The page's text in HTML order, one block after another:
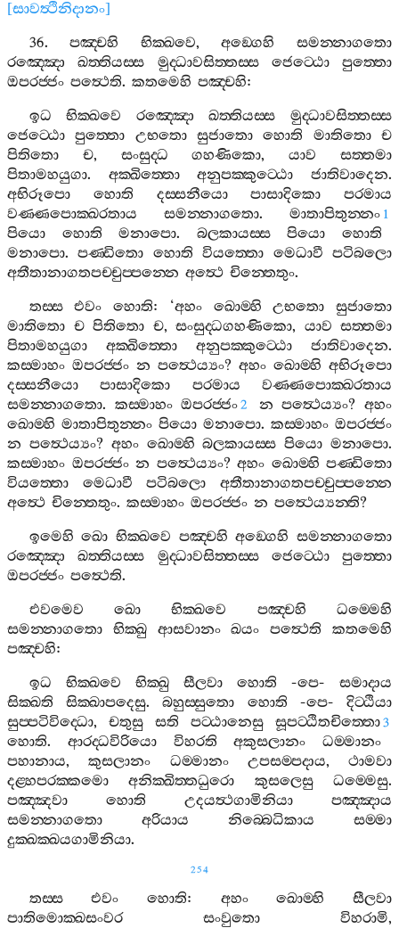
[සාවත්‍ථිනිදානං]
36.පඤ‍්චහි භික‍්ඛවෙ,අඞ‍්ගෙහි
සමන‍්නාගතො
රඤ‍්ඤො
ඛත‍්තියස‍්ස මුද‍්ධාවසිත‍්තස‍්ස ජෙට‍්ඨො
පුත‍්තො
ඔපරජ‍්ජං පත්‍ථෙති. කතමෙහි පඤ‍්චහි:
ඉධ
භික‍්ඛවෙ රඤ‍්ඤො ඛත‍්තියස‍්ස
මුද‍්ධාවසිත‍්තස‍්ස
ජෙට‍්ඨො පුත‍්තො උභතො සුජාතො හොති මාතිතො ච
පිතිතො
ච, සංසුද‍්ධ ගහණිකො,යාව
සත‍්තමා
පිතාමහයුගා. අක‍්ඛිත‍්තො අනුපක‍්කුට‍්ඨො ජාතිවාදෙන.
අභිරූපො
හොති දස‍්සනීයො පාසාදිකො
පරමාය
වණ‍්ණපොක‍්ඛරතාය
සමන‍්නාගතො. මාතාපිතුන‍්නං 1
පියො හොති මනාපො. බලකායස‍්ස පියො
හොති
මනාපො.පණ‍්ඩිතො හොති වියත‍්තො මෙධාවී පටිබලො
අතීතානාගතපච‍්චුප‍්පන‍්නෙ අත්‍ථෙ චින‍්තෙතුං.
තස‍්ස
එවං හොති: ‘අහං ඛොම‍්හි උභතො
සුජාතො
මාතිතො ච පිතිතො ච, සංසුද‍්ධගහණිකො, යාව සත‍්තමා
පිතාමහයුගා
අක‍්ඛිත‍්තො අනුපක‍්කුට‍්ඨො ජාතිවාදෙන.
කස‍්මාහං ඔපරජ‍්ජං න පත්‍ථෙය්‍යං? අහං ඛොම‍්හි අභිරූපො
දස‍්සනීයො
පාසාදිකො පරමාය
වණ‍්ණපොක‍්ඛරතාය
සමන‍්නාගතො. කස‍්මාහං ඔපරජ‍්ජං2 න පත්‍ථෙය්‍යං?අහං
ඛොම‍්හි මාතාපිතුන‍්නං පියො මනාපො. කස‍්මාහං ඔපරජ‍්ජං
න පත්‍ථෙය්‍යං? අහං ඛොම‍්හි බලකායස‍්ස පියො මනාපො.
කස‍්මාහං ඔපරජ‍්ජං න පත්‍ථෙය්‍යං? අහං ඛොම‍්හි පණ‍්ඩිතො
වියත‍්තො
මෙධාවී පටිබලො
අතීතානාගතපච‍්චුප‍්පන‍්නෙ
අත්‍ථෙ චින‍්තෙතුං. කස‍්මාහං ඔපරජ‍්ජං න පත්‍ථෙය්‍යන‍්ති?
ඉමෙහි ඛො භික‍්ඛවෙ පඤ‍්චහි අඞ‍්ගෙහි සමන‍්නාගතො
රඤ‍්ඤො
ඛත‍්තියස‍්ස මුද‍්ධාවසිත‍්තස‍්ස ජෙට‍්ඨො
පුත‍්තො
ඔපරජ‍්ජං පත්‍ථෙති.
එවමෙව
ඛො භික‍්ඛවෙ පඤ‍්චහි
ධම‍්මෙහි
සමන‍්නාගතො
භික‍්ඛු ආසවානං ඛයං පත්‍ථෙති
කතමෙහි
පඤ‍්චහි:
ඉධ
භික‍්ඛවෙ භික‍්ඛු සීලවා හොති -පෙ- සමාදාය
සික‍්ඛති
සික‍්ඛාපදෙසු.බහුස‍්සුතො හොති -පෙ-දිට‍්ඨියා
සුප‍්පටිවිද‍්ධො, චතුසු සති පට‍්ඨානෙසු සූපට‍්ඨිතචිත‍්තො3
හොති. ආරද‍්ධවිරියො විහරති අකුසලානං
ධම‍්මානං
පහානාය,කුසලානං ධම‍්මානං උපසම‍්පදාය, ථාමවා
දළ‍්හපරක‍්කමො
අනික‍්ඛිත‍්තධුරො කුසලෙසු ධම‍්මෙසු.
පඤ‍්ඤවා
හොති උදයත්‍ථගාමිනියා
පඤ‍්ඤාය
සමන‍්නාගතො
අරියාය නිබ‍්බෙධිකාය
සම‍්මා
දුක‍්ඛක‍්ඛයගාමිනියා.
254
තස‍්ස එවං හොති: අහං ඛොම‍්හි
සීලවා
පාතිමොක‍්ඛසංවර
සංවුතො විහරාමි,